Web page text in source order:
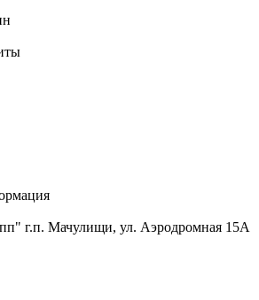
г.п. Мачулищи, ул. Аэродромная 15А